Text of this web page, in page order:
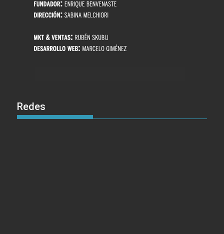
Redes